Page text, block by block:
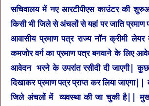
सचिवालय में नए आरटीपीएस काउंटर की
किसी भी जिले से अंचलों से यहां पर जाति
आवासीय प्रमाण पत्र राज्य नॉन क्रीमी
कमजोर वर्ग का प्रमाण पत्र बनवाने के लिए
आवेदन भरने के उपरांत रसीदी दी जाएगी| कुछ
दिखाकर प्रमाण पत्र प्राप्त कर लिया जाएगा||
जिले अंचलों में व्यवस्था की जा चुकी है||